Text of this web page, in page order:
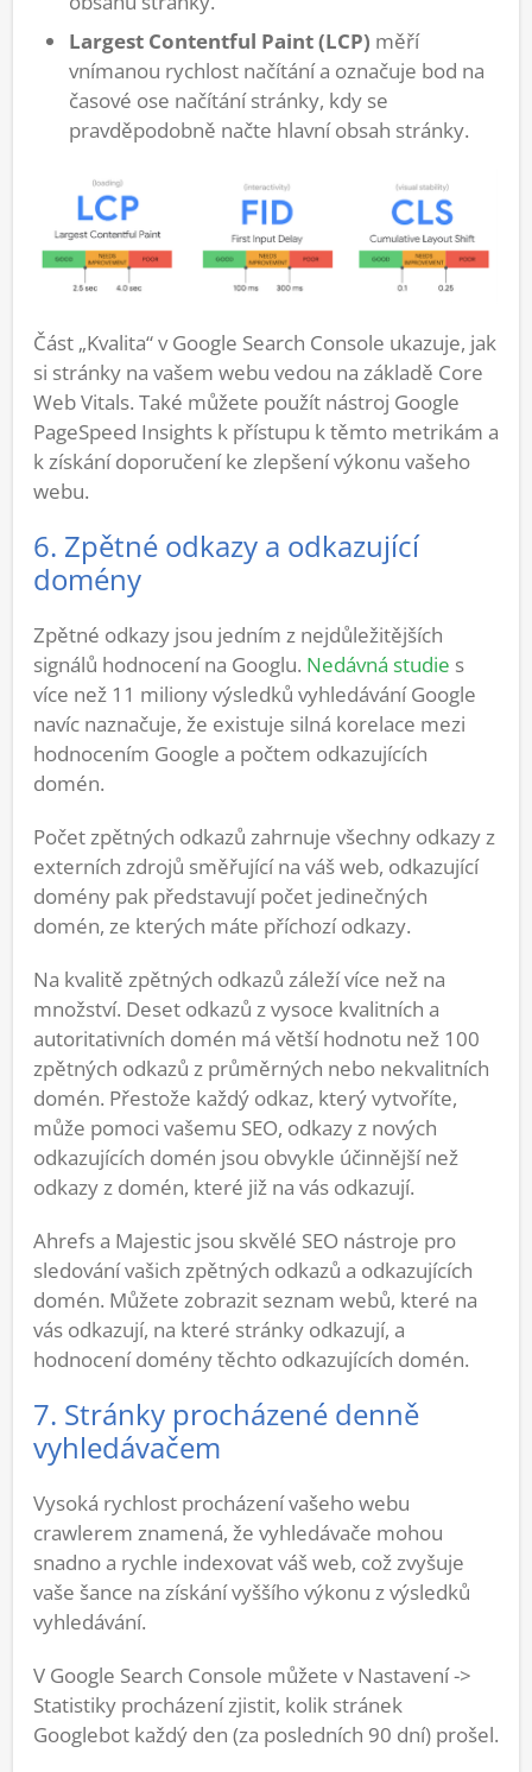
Largest Contentful Paint (LCP) měří
vnímanou rychlost načítání a označuje bod na
časové ose načítání stránky, kdy se
pravděpodobně načte hlavní obsah stránky.
Část „Kvalita“ v Google Search Console ukazuje, jak
si stránky na vašem webu vedou na základě Core
Web Vitals. Také můžete použít nástroj Google
PageSpeed Insights k přístupu k těmto metrikám a
k získání doporučení ke zlepšení výkonu vašeho
webu.
6. Zpětné odkazy a odkazující
domény
Zpětné odkazy jsou jedním z nejdůležitějších
signálů hodnocení na Googlu. Nedávná studie s
více než 11 miliony výsledků vyhledávání Google
navíc naznačuje, že existuje silná korelace mezi
hodnocením Google a počtem odkazujících
domén.
Počet zpětných odkazů zahrnuje všechny odkazy z
externích zdrojů směřující na váš web, odkazující
domény pak představují počet jedinečných
domén, ze kterých máte příchozí odkazy.
Na kvalitě zpětných odkazů záleží více než na
množství. Deset odkazů z vysoce kvalitních a
autoritativních domén má větší hodnotu než 100
zpětných odkazů z průměrných nebo nekvalitních
domén. Přestože každý odkaz, který vytvoříte,
může pomoci vašemu SEO, odkazy z nových
odkazujících domén jsou obvykle účinnější než
odkazy z domén, které již na vás odkazují.
Ahrefs a Majestic jsou skvělé SEO nástroje pro
sledování vašich zpětných odkazů a odkazujících
domén. Můžete zobrazit seznam webů, které na
vás odkazují, na které stránky odkazují, a
hodnocení domény těchto odkazujících domén.
7. Stránky procházené denně
vyhledávačem
Vysoká rychlost procházení vašeho webu
crawlerem znamená, že vyhledávače mohou
snadno a rychle indexovat váš web, což zvyšuje
vaše šance na získání vyššího výkonu z výsledků
vyhledávání.
V Google Search Console můžete v Nastavení ->
Statistiky procházení zjistit, kolik stránek
Googlebot každý den (za posledních 90 dní) prošel.